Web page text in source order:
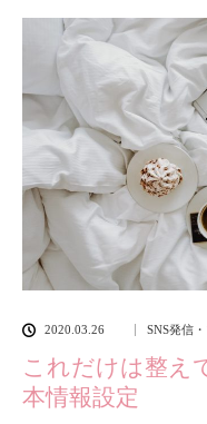
2020.03.26 SNS発信
これだけは整え
本情報設定